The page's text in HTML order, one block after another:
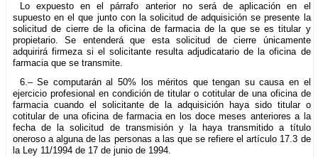
Lo expuesto en el párrafo anterior no será de aplicación en el
supuesto en el que junto con la solicitud de adquisición se presente la
solicitud de cierre de la oficina de farmacia de la que se es titular y
propietario. Se entenderá que esta solicitud de cierre únicamente
adquirirá firmeza si el solicitante resulta adjudicatario de la oficina de
farmacia que se transmite.
6.– Se computarán al 50% los méritos que tengan su causa en el
ejercicio profesional en condición de titular o cotitular de una oficina de
farmacia cuando el solicitante de la adquisición haya sido titular o
cotitular de una oficina de farmacia en los doce meses anteriores a la
fecha de la solicitud de transmisión y la haya transmitido a título
oneroso a alguna de las personas a las que se refiere el artículo 17.3 de
la Ley 11/1994 de 17 de junio de 1994.